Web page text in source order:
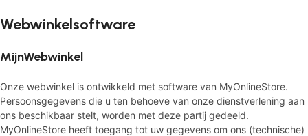
Webwinkelsoftware
MijnWebwinkel
Onze webwinkel is ontwikkeld met software van MyOnlineStore.
Persoonsgegevens die u ten behoeve van onze dienstverlening aan
ons beschikbaar stelt, worden met deze partij gedeeld.
MyOnlineStore heeft toegang tot uw gegevens om ons (technische)